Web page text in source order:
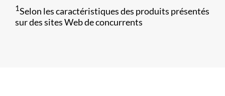
1Selon les caractéristiques des produits présentés
sur des sites Web de concurrents